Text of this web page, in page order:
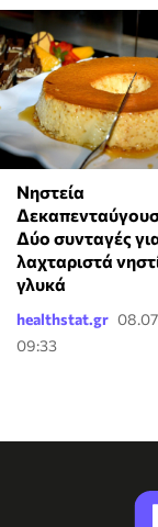
Νηστεία
Δύο συνταγές
λαχταριστά
γλυκά
healthstat.gr
09:33